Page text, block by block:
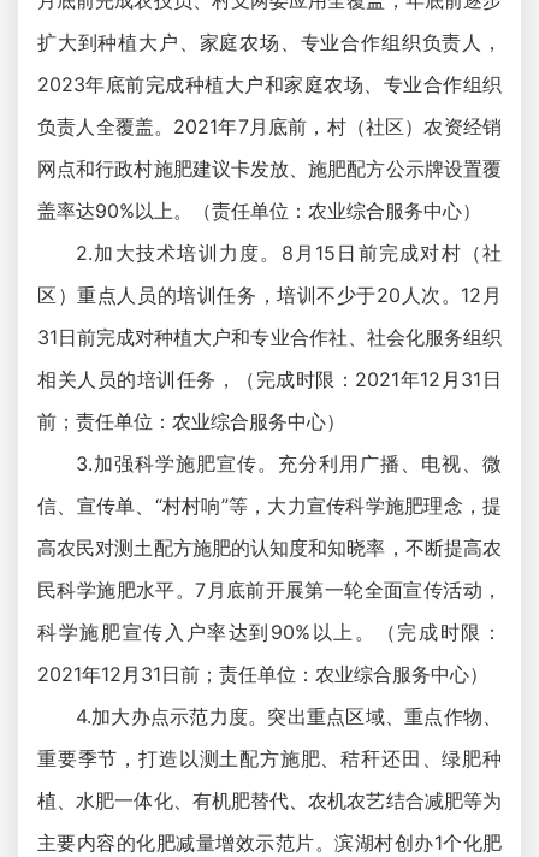
扩大到种植大户、家庭农场、专业合作组织负责人，
2023年底前完成种植大户和家庭农场、专业合作组织
负责人全覆盖。2021年7月底前，村（社区）农资经销
网点和行政村施肥建议卡发放、施肥配方公示牌设置覆
盖率达90%以上。（责任单位：农业综合服务中心）
2.加大技术培训力度。8月15日前完成对村（社
区）重点人员的培训任务，培训不少于20人次。12月
31日前完成对种植大户和专业合作社、社会化服务组织
相关人员的培训任务，（完成时限：2021年12月31日
前；责任单位：农业综合服务中心）
3.加强科学施肥宣传。充分利用广播、电视、微
信、宣传单、“村村响”等，大力宣传科学施肥理念，提
高农民对测土配方施肥的认知度和知晓率，不断提高农
民科学施肥水平。7月底前开展第一轮全面宣传活动，
科学施肥宣传入户率达到90%以上。（完成时限：
2021年12月31日前；责任单位：农业综合服务中心）
4.加大办点示范力度。突出重点区域、重点作物、
重要季节，打造以测土配方施肥、秸秆还田、绿肥种
植、水肥一体化、有机肥替代、农机农艺结合减肥等为
主要内容的化肥减量增效示范片。滨湖村创办1个化肥